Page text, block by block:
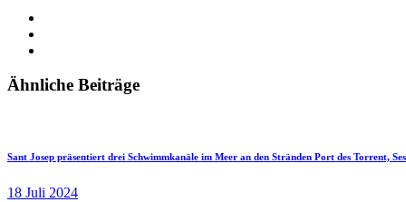
Ähnliche Beiträge
Sant Josep präsentiert drei Schwimmkanäle im Meer an den Stränden Port des Torrent,
18 Juli 2024